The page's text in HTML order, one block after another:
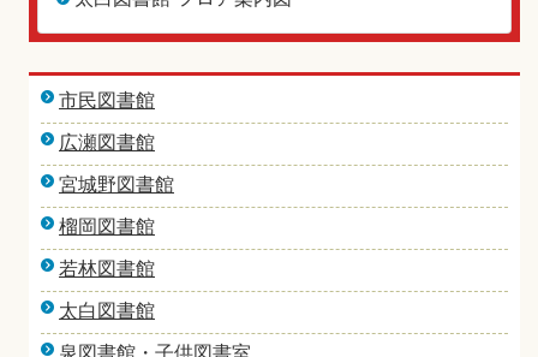
市民図書館
広瀬図書館
宮城野図書館
榴岡図書館
若林図書館
太白図書館
泉図書館・子供図書室